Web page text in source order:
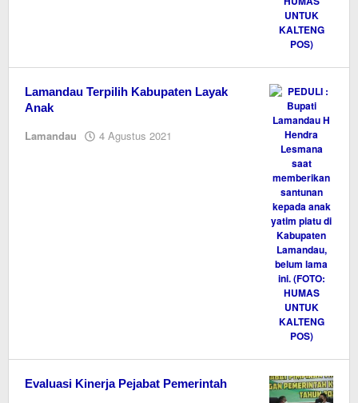
Lamandau Terpilih Kabupaten Layak
Anak
Lamandau 4 Agustus 2021
Evaluasi Kinerja Pejabat Pemerintah